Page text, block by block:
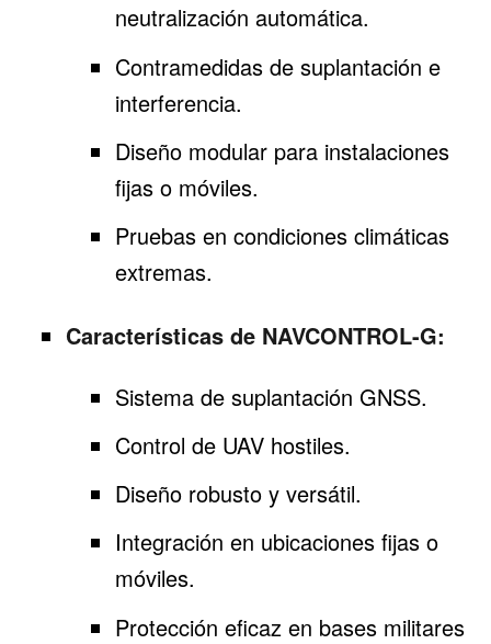
neutralización automática.
Contramedidas de suplantación e
interferencia.
Diseño modular para instalaciones
fijas o móviles.
Pruebas en condiciones climáticas
extremas.
Características de NAVCONTROL-G:
Sistema de suplantación GNSS.
Control de UAV hostiles.
Diseño robusto y versátil.
Integración en ubicaciones fijas o
móviles.
Protección eficaz en bases militares